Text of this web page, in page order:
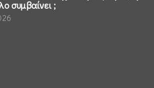
συμβαίνει ;